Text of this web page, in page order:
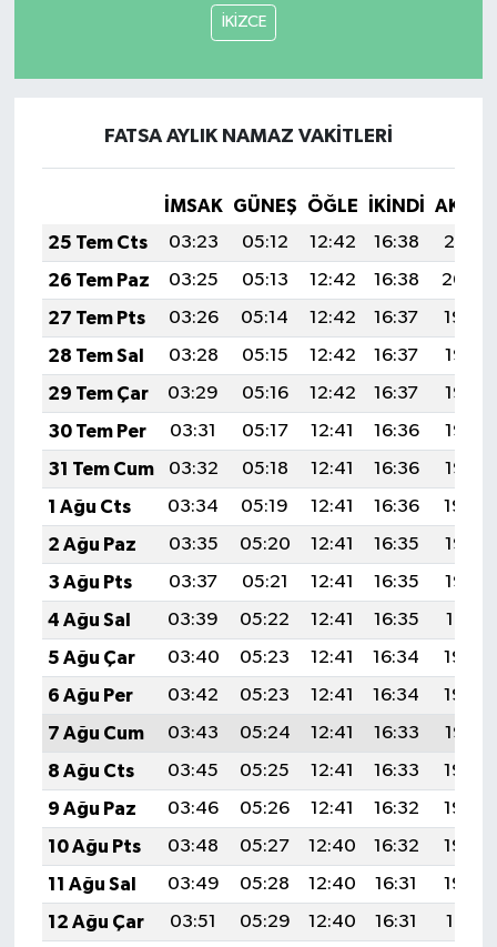
İKİZCE
FATSA AYLIK NAMAZ VAKITLERI
İMSAK GÜNEŞ ÖĞLE İKINDI
25 Tem Cts
03:23 05:12 12:42 16:38
20:01
26 Tem Paz
03:25 05:13 12:42 16:38
20:00
27 Tem Pts
03:26 05:14 12:42 16:37
19:59
28 Tem Sal
03:28 05:15 12:42 16:37
19:58
29 Tem Çar
03:29 05:16 12:42 16:37
19:57
30 Tem Per
03:31 05:17 12:41 16:36
19:56
31 Tem Cum
03:32 05:18 12:41 16:36
19:55
1 Ağu Cts
03:34 05:19 12:41 16:36
19:54
2 Ağu Paz
03:35 05:20 12:41 16:35
19:53
3 Ağu Pts
03:37 05:21 12:41 16:35
19:52
4 Ağu Sal
03:39 05:22 12:41 16:35
19:51
5 Ağu Çar
03:40 05:23 12:41 16:34
19:50
6 Ağu Per
03:42 05:23 12:41 16:34
19:49
7 Ağu Cum
03:43 05:24 12:41 16:33
19:47
8 Ağu Cts
03:45 05:25 12:41 16:33
19:46
9 Ağu Paz
03:46 05:26 12:41 16:32
19:45
10 Ağu Pts
03:48 05:27 12:40 16:32
19:44
11 Ağu Sal
03:49 05:28 12:40 16:31
19:42
12 Ağu Çar
03:51 05:29 12:40 16:31
19:41